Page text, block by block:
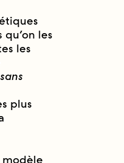
les
les
plus
modèle